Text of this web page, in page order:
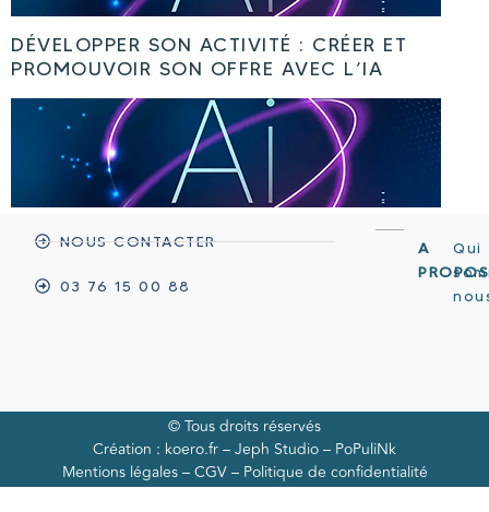
DÉVELOPPER SON ACTIVITÉ : CRÉER ET
PROMOUVOIR SON OFFRE AVEC L’IA
NOUS CONTACTER
03 76 15 00 88
A
PROPOS
Qui
© Tous droits réservés
Création : koero.fr–Jeph Studio – PoPuliNk
Mentions légales–CGV–Politique de confidentialité